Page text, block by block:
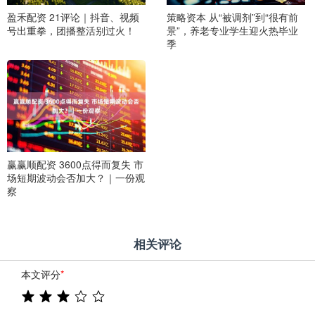
盈禾配资 21评论｜抖音、视频
号出重拳，团播整活别过火！
策略资本 从“被调剂”到“很有前
景”，养老专业学生迎火热毕业
季
赢赢顺配资 3600点得而复失 市
场短期波动会否加大？｜一份观
察
相关评论
本文评分*